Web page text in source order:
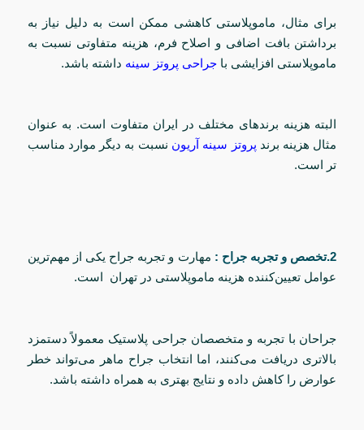
برای مثال، ماموپلاستی کاهشی ممکن است به دلیل نیاز به
برداشتن بافت اضافی و اصلاح فرم، هزینه متفاوتی نسبت به
ماموپلاستی افزایشی با جراحی پروتز سینه داشته باشد.
البته هزینه برندهای مختلف در ایران متفاوت است. به عنوان
مثال هزینه برند پروتز سینه آریون نسبت به دیگر موارد مناسب
تر است.
2.تخصص و تجربه جراح :
مهارت و تجربه جراح یکی از مهم‌ترین
عوامل تعیین‌کننده هزینه ماموپلاستی در تهران است.
جراحان با تجربه و متخصصان جراحی پلاستیک معمولاً دستمزد
بالاتری دریافت می‌کنند، اما انتخاب جراح ماهر می‌تواند خطر
عوارض را کاهش داده و نتایج بهتری به همراه داشته باشد.